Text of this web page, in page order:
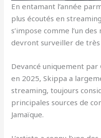
En entamant l’année
plus écoutés en
s’impose comme l’un
devront surveiller de très
Devancé uniquement par
en 2025, Skippa a
streaming, toujours
principales sources de
Jamaïque.